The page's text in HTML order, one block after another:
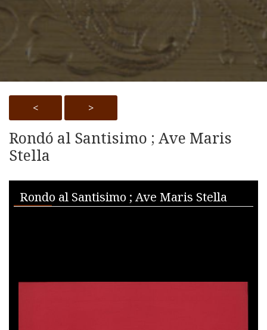
< >
Rondó al Santisimo ; Ave Maris
Stella
Media Viewer
Rondo al Santisimo ; Ave Maris Stella